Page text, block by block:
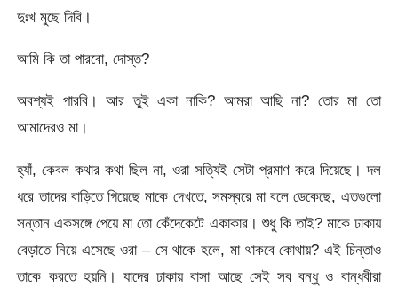
দুঃখ মুছে দিবি।
আমি কি তা পারবো, দোস্ত?
অবশ্যই পারবি। আর তুই একা নাকি? আমরা আছি না? তোর মা তো
আমাদেরও মা।
হ্যাঁ, কেবল কথার কথা ছিল না, ওরা সত্যিই সেটা প্রমাণ করে দিয়েছে। দল
ধরে তাদের বাড়িতে গিয়েছে মাকে দেখতে, সমস্বরে মা বলে ডেকেছে, এতগুলো
সন্তান একসঙ্গে পেয়ে মা তো কেঁদেকেটে একাকার। শুধু কি তাই? মাকে ঢাকায়
বেড়াতে নিয়ে এসেছে ওরা – সে থাকে হলে, মা থাকবে কোথায়? এই চিন্তাও
তাকে করতে হয়নি। যাদের ঢাকায় বাসা আছে সেই সব বন্ধু ও বান্ধবীরা